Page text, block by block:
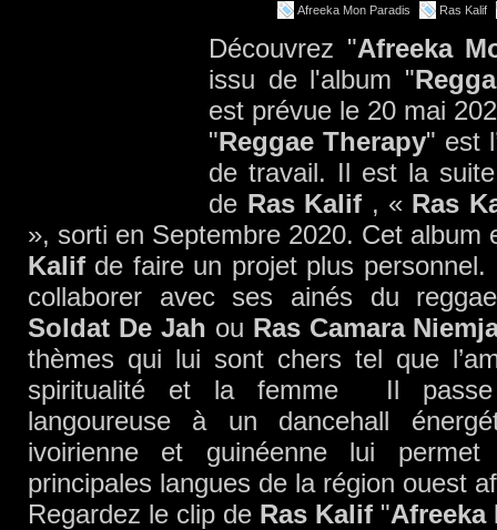
Afreeka Mon Paradis Ras Kalif
Découvrez "Afreeka
issu de l'album "
est prévue le 20 mai
"Reggae Therapy" est
de travail. Il est la
de Ras Kalif , « Ras
», sorti en Septembre 2020. Cet
Kalif de faire un projet plus personnel.
collaborer avec ses ainés du
Soldat De Jah ou Ras Camara
thèmes qui lui sont chers tel que
spiritualité et la femme Il passe
langoureuse à un dancehall
ivoirienne et guinéenne lui
principales langues de la région ouest
Regardez le clip de Ras Kalif "Afreeka